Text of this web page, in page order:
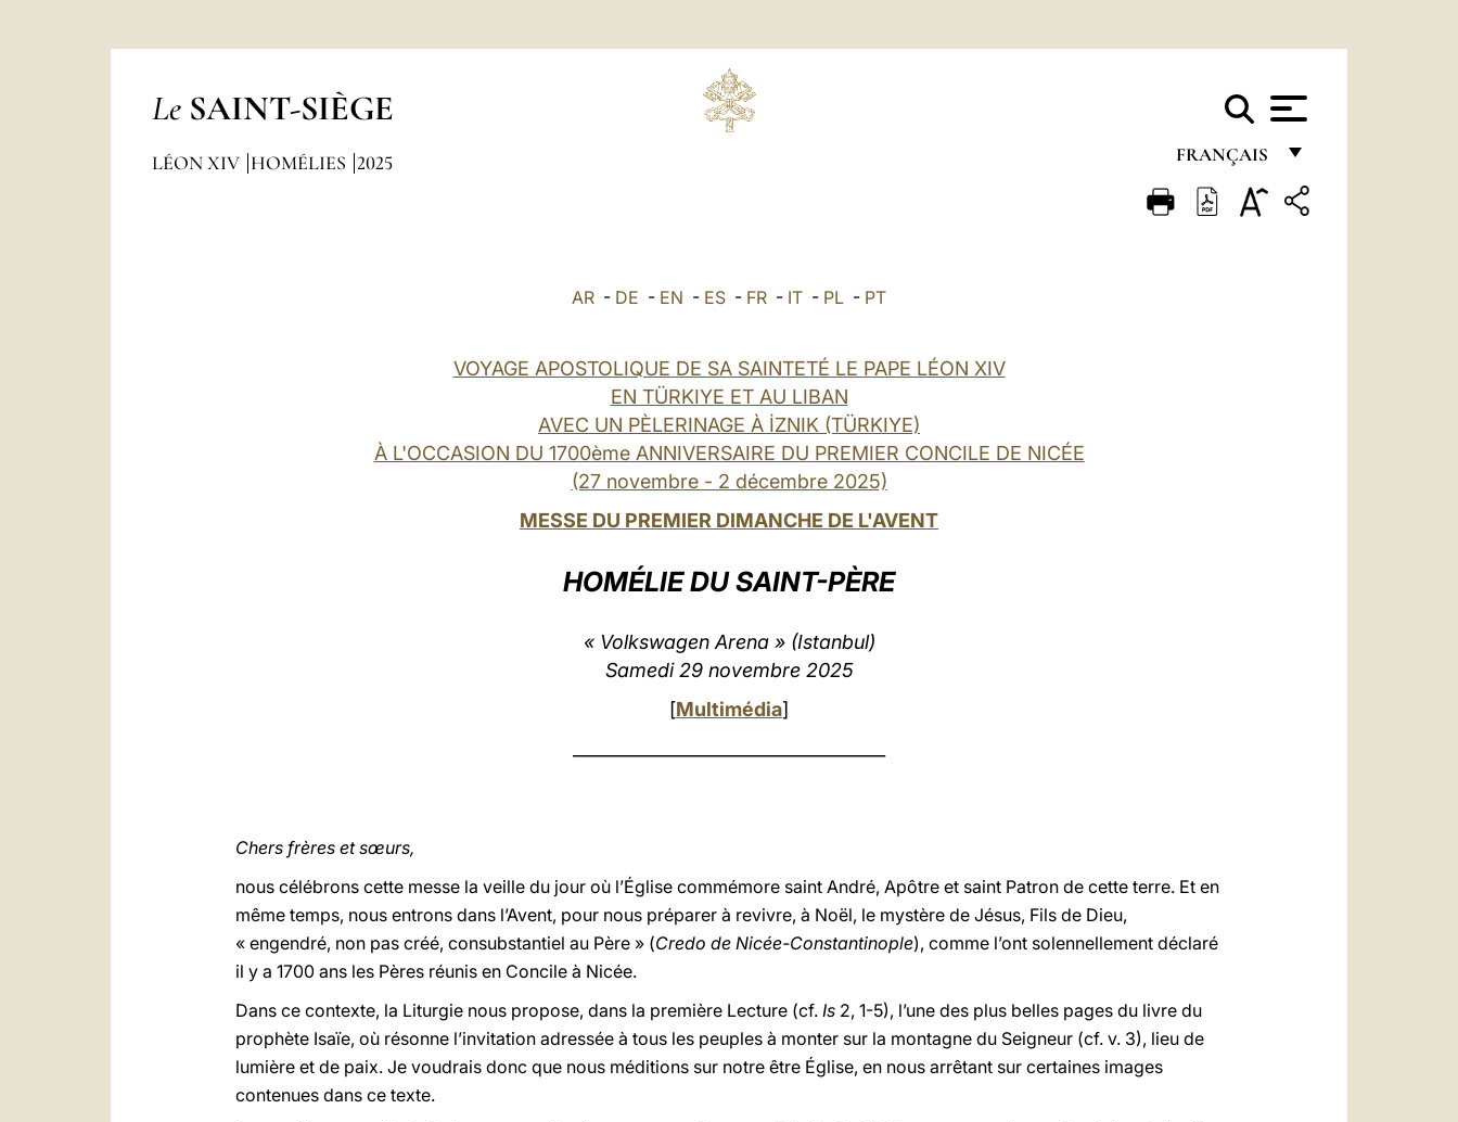
Le SAINT-SIÈGE
FRANÇAIS
FRANÇAIS
LÉON XIV HOMÉLIES 2025
AR - DE - EN - ES - FR - IT - PL - PT
VOYAGE APOSTOLIQUE DE SA SAINTETÉ LE PAPE LÉON XIV
EN TÜRKIYE ET AU LIBAN
AVEC UN PÈLERINAGE À İZNIK (TÜRKIYE)
À L'OCCASION DU 1700ème ANNIVERSAIRE DU PREMIER CONCILE DE NICÉE
(27 novembre - 2 décembre 2025)
MESSE DU PREMIER DIMANCHE DE L'AVENT
HOMÉLIE DU SAINT-PÈRE
« Volkswagen Arena » (Istanbul)
Samedi 29 novembre 2025
[Multimédia]
Chers frères et sœurs,
nous célébrons cette messe la veille du jour où l’Église commémore saint André, Apôtre et saint Patron de cette terre. Et en
même temps, nous entrons dans l’Avent, pour nous préparer à revivre, à Noël, le mystère de Jésus, Fils de Dieu,
« engendré, non pas créé, consubstantiel au Père » (Credo de Nicée-Constantinople), comme l’ont solennellement déclaré
il y a 1700 ans les Pères réunis en Concile à Nicée.
Dans ce contexte, la Liturgie nous propose, dans la première Lecture (cf. Is 2, 1-5), l’une des plus belles pages du livre du
prophète Isaïe, où résonne l’invitation adressée à tous les peuples à monter sur la montagne du Seigneur (cf. v. 3), lieu de
lumière et de paix. Je voudrais donc que nous méditions sur notre être Église, en nous arrêtant sur certaines images
contenues dans ce texte.